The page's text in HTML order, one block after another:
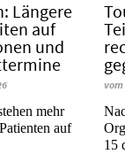
Längere
auf
und
mehr
auf
vom
15